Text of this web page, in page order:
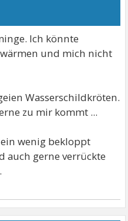
Ich könnte
und mich nicht
Wasserschildkröten.
zu mir kommt ...
wenig bekloppt
auch gerne verrückte